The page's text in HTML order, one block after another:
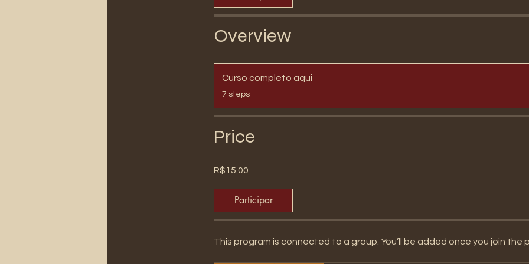
Overview
Curso completo aqui
.7 steps
Price
R$15.00
Participar
This program is connected to a group. You’ll be added once you join the